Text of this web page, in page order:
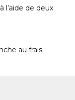
l’aide de deux
au frais.